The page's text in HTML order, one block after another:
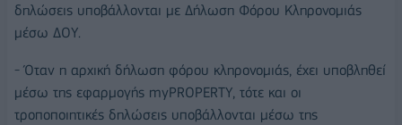
δηλώσεις υποβάλλονται με Δήλωση Φόρου Κληρονομιάς
μέσω ΔΟΥ.
- Όταν η αρχική δήλωση φόρου κληρονομιάς, έχει υποβληθεί
μέσω της εφαρμογής myPROPERTY, τότε και οι
τροποποιητικές δηλώσεις υποβάλλονται μέσω της